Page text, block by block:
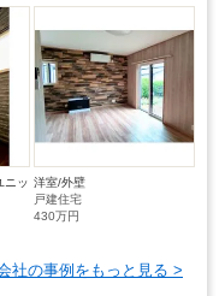
ニッ 洋室/外壁
戸建住宅
430万円
社の事例をもっと見る >